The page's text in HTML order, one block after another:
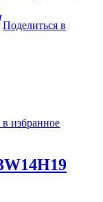
Поделиться в
избранное